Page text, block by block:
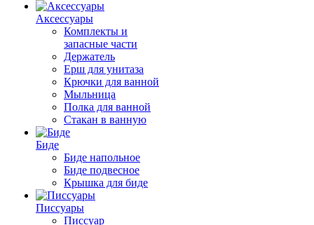
Аксессуары
Комплекты и
запасные части
Держатель
Ерш для унитаза
Крючки для ванной
Мыльница
Полка для ванной
Стакан в ванную
Биде
Биде напольное
Биде подвесное
Крышка для биде
Писсуары
Писсуар